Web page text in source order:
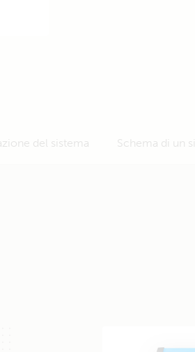
del sistema Schema di un